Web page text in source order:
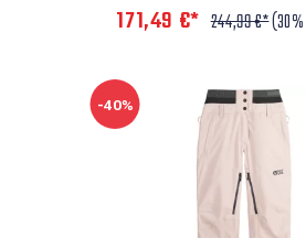
171,49 €* 244,99 €*
-40%